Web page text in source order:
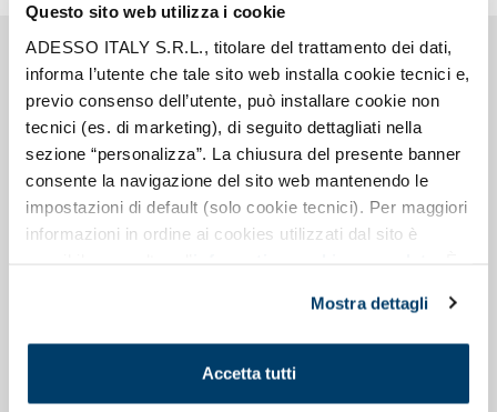
Questo sito web utilizza i cookie
ADESSO ITALY S.R.L., titolare del trattamento dei dati,
informa l’utente che tale sito web installa cookie tecnici e,
previo consenso dell’utente, può installare cookie non
tecnici (es. di marketing), di seguito dettagliati nella
sezione “personalizza”. La chiusura del presente banner
consente la navigazione del sito web mantenendo le
impostazioni di default (solo cookie tecnici). Per maggiori
informazioni in ordine ai cookies utilizzati dal sito è
seguito mediante il pulsante presente a sinistra in basso,
della pagina web.
Mostra dettagli
Accetta tutti
Lisa Alborghetti ha giocato da
centrocampista, ora è difensore, ma ha
sempre avuto il desiderio di giocare in
porta. La duttilità nel campo, come nella
assumere ruoli diversi quando necessario.